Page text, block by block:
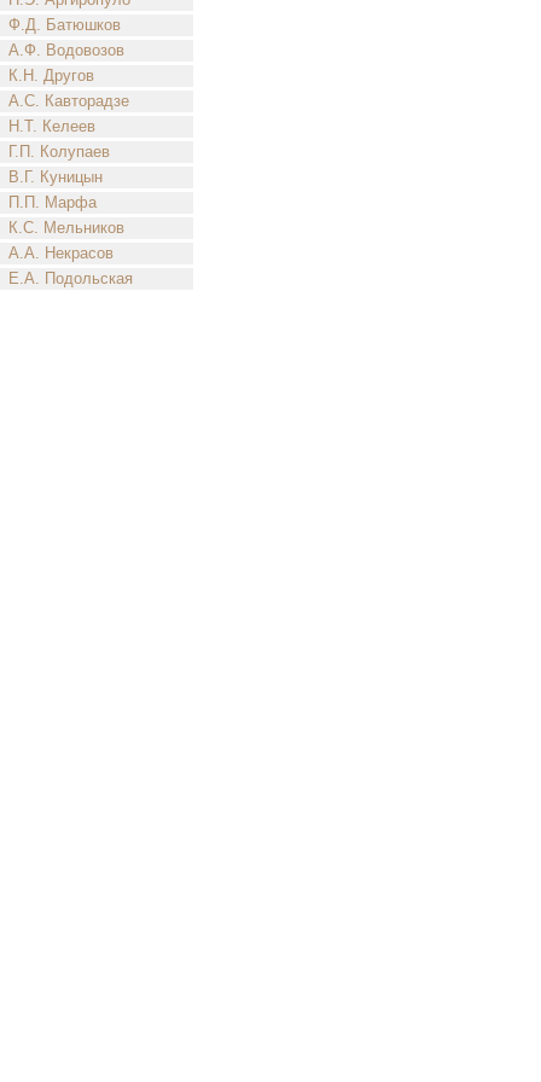
Ф.Д. Батюшков
А.Ф. Водовозов
К.Н. Другов
А.С. Кавторадзе
Н.Т. Келеев
Г.П. Колупаев
В.Г. Куницын
П.П. Марфа
К.С. Мельников
А.А. Некрасов
Е.А. Подольская